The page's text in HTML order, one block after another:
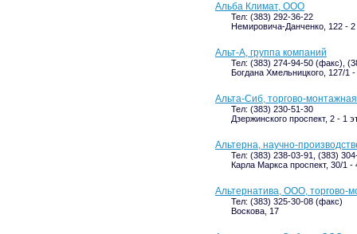
Альба Климат, ООО
Тел: (383) 292-36-22
Немировича-Данченко, 122 - 2
Альт-А, группа компаний
Тел: (383) 274-94-50 (факс),
Богдана Хмельницкого, 127/1
Альта-Сиб, торгово-
Тел: (383) 230-51-30
Дзержинского проспект, 2 - 1
Альтерна, научно-
Тел: (383) 238-03-91, (383)
Карла Маркса проспект, 30/1 -
Альтернатива, ООО, торгово-
Тел: (383) 325-30-08 (факс)
Воскова, 17